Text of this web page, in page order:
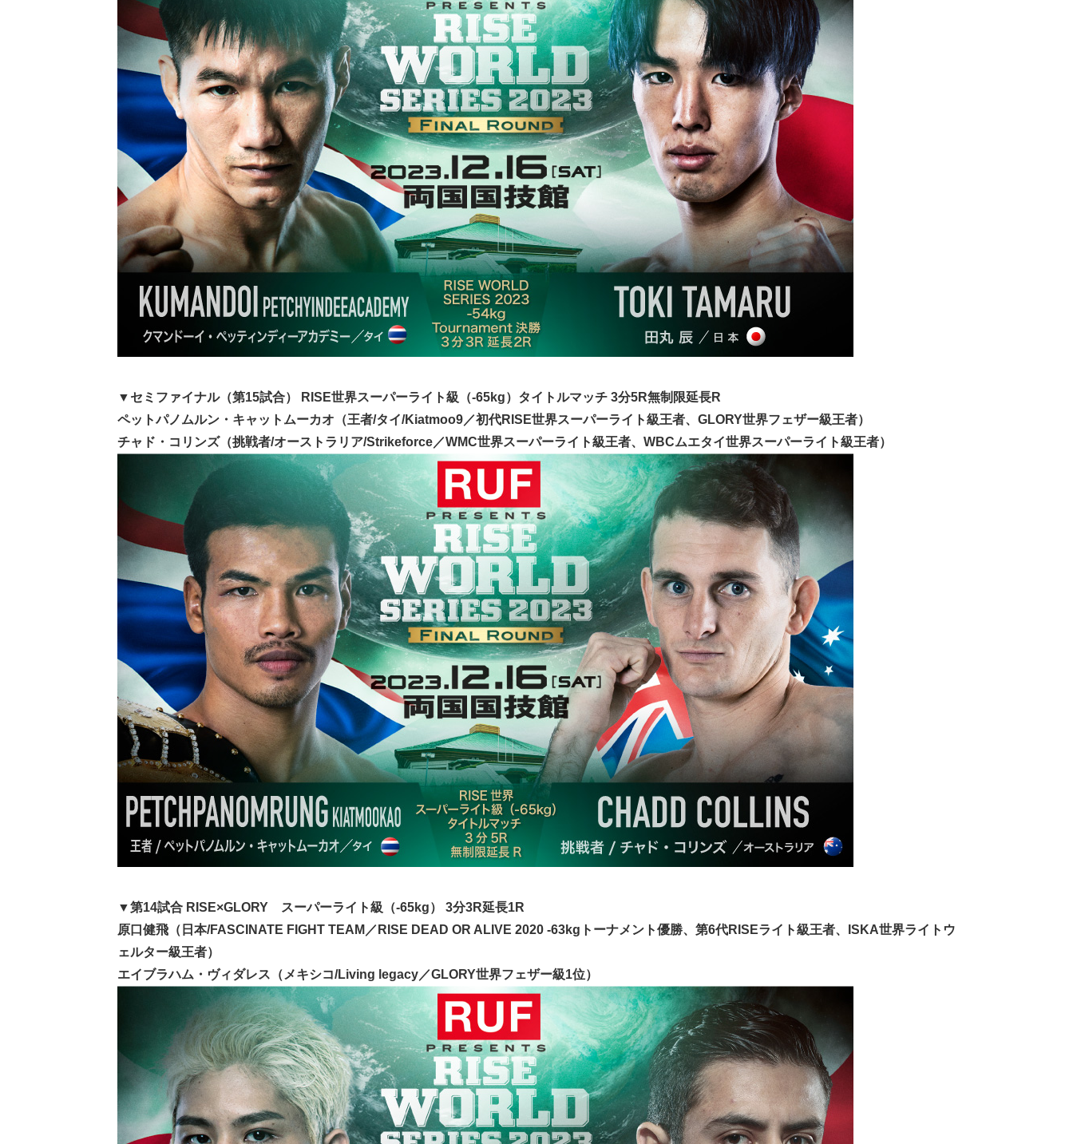
▼セミファイナル（第15試合） RISE世界スーパーライト級（-65kg）タイトルマッチ 3分5R無制限延長R
ペットパノムルン・キャットムーカオ（王者/タイ/Kiatmoo9／初代RISE世界スーパーライト級王者、GLORY世界フェザー級王者）
チャド・コリンズ（挑戦者/オーストラリア/Strikeforce／WMC世界スーパーライト級王者、WBCムエタイ世界スーパーライト級王者）
▼第14試合 RISE×GLORY スーパーライト級（-65kg） 3分3R延長1R
原口健飛（日本/FASCINATE FIGHT TEAM／RISE DEAD OR ALIVE 2020 -63kgトーナメント優勝、第6代RISEライト級王者、ISKA世界ライトウ
ェルター級王者）
エイブラハム・ヴィダレス（メキシコ/Living legacy／GLORY世界フェザー級1位）